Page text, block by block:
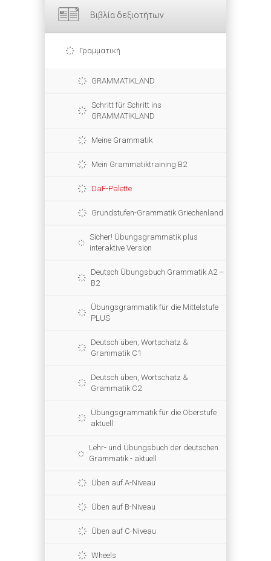
Βιβλία δεξιοτήτων
Γραμματική
GRAMMATIKLAND
Schritt für Schritt ins
GRAMMATIKLAND
Meine Grammatik
Mein Grammatiktraining B2
DaF-Palette
Grundstufen-Grammatik Griechenland
Sicher! Übungsgrammatik plus
interaktive Version
Deutsch Übungsbuch Grammatik A2 –
B2
Übungsgrammatik für die Mittelstufe
PLUS
Deutsch üben, Wortschatz &
Grammatik C1
Deutsch üben, Wortschatz &
Grammatik C2
Übungsgrammatik für die Oberstufe
aktuell
Lehr- und Übungsbuch der deutschen
Grammatik - aktuell
Üben auf A-Niveau
Üben auf B-Niveau
Üben auf C-Niveau
Wheels